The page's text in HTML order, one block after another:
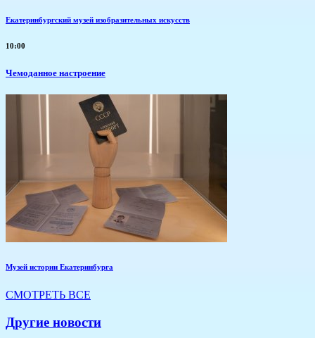
Екатеринбургский музей изобразительных искусств
10:00
Чемоданное настроение
Музей истории Екатеринбурга
СМОТРЕТЬ ВСЕ
Другие новости